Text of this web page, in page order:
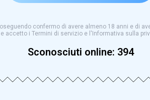
confermo di avere almeno 18 anni e di
e accetto i Termini di servizio e l'Informativa sulla
Sconosciuti online: 394